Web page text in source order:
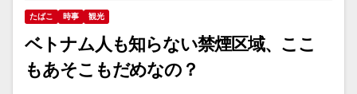
たばこ 時事 観光
ベトナム人も知らない禁煙区域、ここ
もあそこもだめなの？